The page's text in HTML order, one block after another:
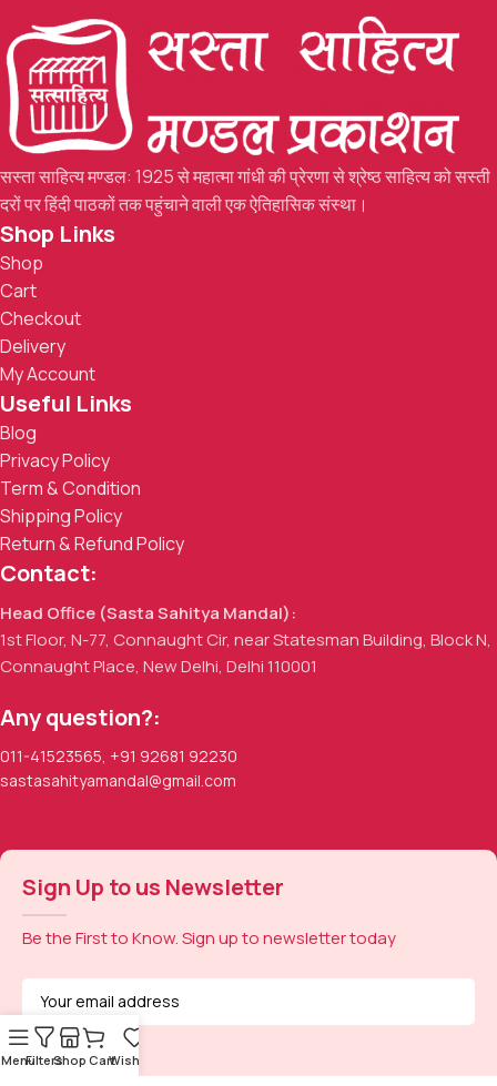
सस्ता साहित्य मण्डल: 1925 से महात्मा गांधी की प्रेरणा से श्रेष्ठ साहित्य को सस्ती
दरों पर हिंदी पाठकों तक पहुंचाने वाली एक ऐतिहासिक संस्था।
Shop Links
Shop
Cart
Checkout
Delivery
My Account
Useful Links
Blog
Privacy Policy
Term & Condition
Shipping Policy
Return & Refund Policy
Contact:
Head Office (Sasta Sahitya Mandal):
1st Floor, N-77, Connaught Cir, near Statesman Building, Block N,
Connaught Place, New Delhi, Delhi 110001
Any question?:
011-41523565 +91 92681 92230
sastasahityamandal@gmail.com
Sign Up to us Newsletter
Be the First to Know. Sign up to newsletter today
MenuFiltersShop CartWishlist